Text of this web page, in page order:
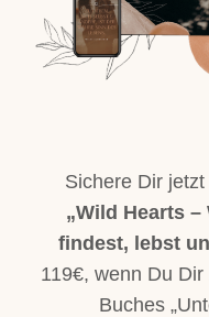
Sichere Dir
„Wild Hearts
findest, lebst
119€, wenn Du
Buches